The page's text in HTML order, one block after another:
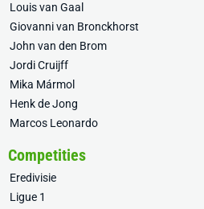
Louis van Gaal
Giovanni van Bronckhorst
John van den Brom
Jordi Cruijff
Mika Mármol
Henk de Jong
Marcos Leonardo
Competities
Eredivisie
Ligue 1